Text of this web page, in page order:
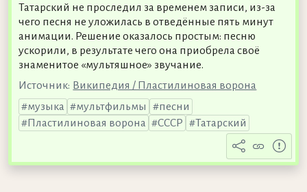
Татарский не проследил за временем записи, из-за
чего песня не уложилась в отведённые пять минут
анимации. Решение оказалось простым: песню
ускорили, в результате чего она приобрела своё
знаменитое «мультяшное» звучание.
Источник: Википедия / Пластилиновая ворона
музыка
мультфильмы
песни
Пластилиновая ворона
СССР Татарский